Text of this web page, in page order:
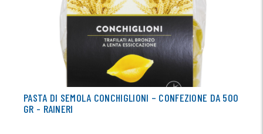
PASTA DI SEMOLA CONCHIGLIONI – CONFEZIONE DA 500
GR - RAINERI